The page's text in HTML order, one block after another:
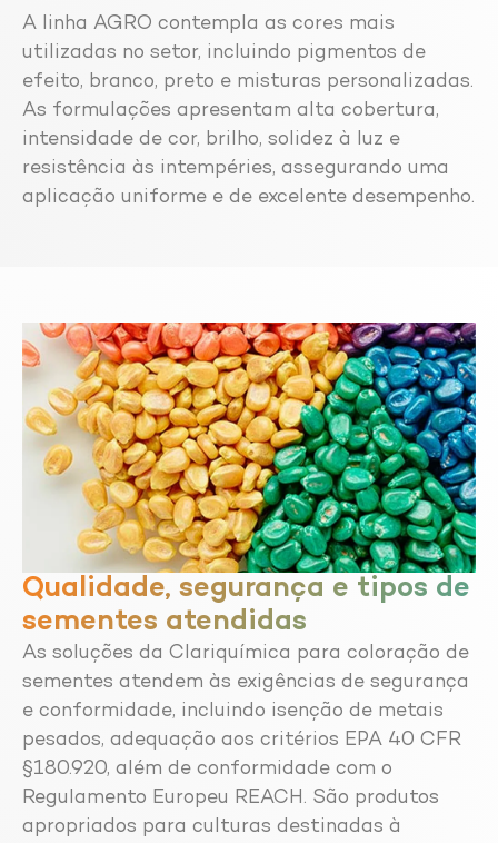
A linha AGRO contempla as cores mais
utilizadas no setor, incluindo pigmentos de
efeito, branco, preto e misturas personalizadas.
As formulações apresentam alta cobertura,
intensidade de cor, brilho, solidez à luz e
resistência às intempéries, assegurando uma
aplicação uniforme e de excelente desempenho.
Qualidade, segurança e tipos de
sementes atendidas
As soluções da Clariquímica para coloração de
sementes atendem às exigências de segurança
e conformidade, incluindo isenção de metais
pesados, adequação aos critérios EPA 40 CFR
§180.920, além de conformidade com o
Regulamento Europeu REACH. São produtos
apropriados para culturas destinadas à